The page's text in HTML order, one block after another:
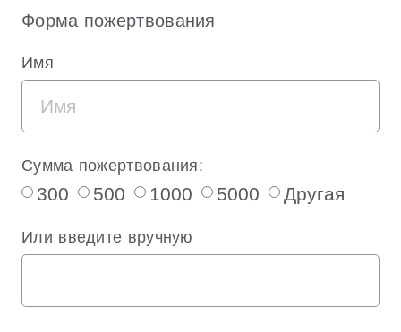
Форма пожертвования
Имя
Сумма пожертвования:
300 500 1000 5000 Другая
Или введите вручную